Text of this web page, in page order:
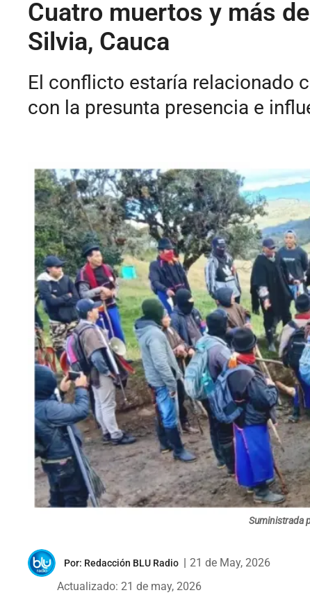
Cuatro muertos y más
Silvia, Cauca
El conflicto estaría relacionado
con la presunta presencia e
Suministrada
Por: Redacción BLU Radio
21 de May, 2026
Actualizado: 21 de may, 2026